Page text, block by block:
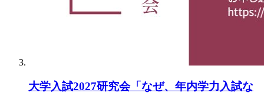
大学入試2027研究会「なぜ、年内学力入試な